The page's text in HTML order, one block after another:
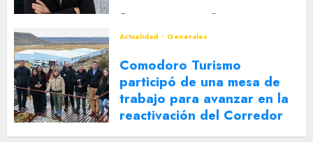
Actualidad
Generales
Comodoro Turismo
participó de una mesa de
trabajo para avanzar en la
reactivación del Corredor
Turístico Integrado